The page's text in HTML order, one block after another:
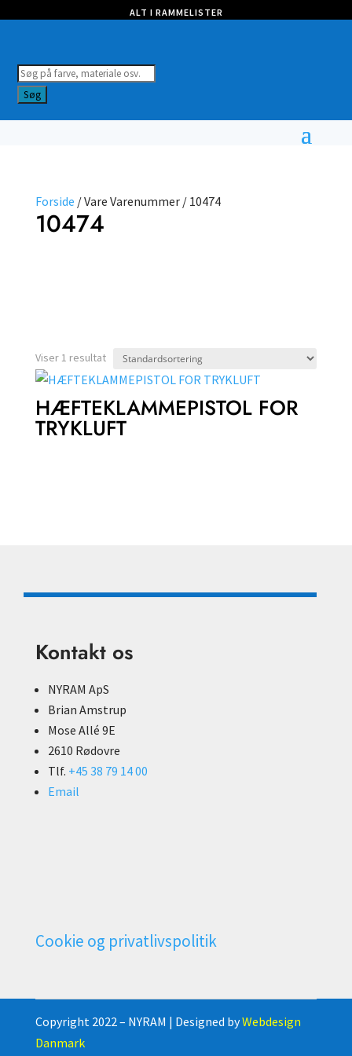
ALT I RAMMELISTER
Products
search
Søg
Forside / Vare Varenummer / 10474
10474
Viser 1 resultat
HÆFTEKLAMMEPISTOL FOR
TRYKLUFT
Kontakt os
NYRAM ApS
Brian Amstrup
Mose Allé 9E
2610 Rødovre
Tlf. +45 38 79 14 00
Email
Cookie og privatlivspolitik
Copyright 2022 – NYRAM | Designed byWebdesign
Danmark